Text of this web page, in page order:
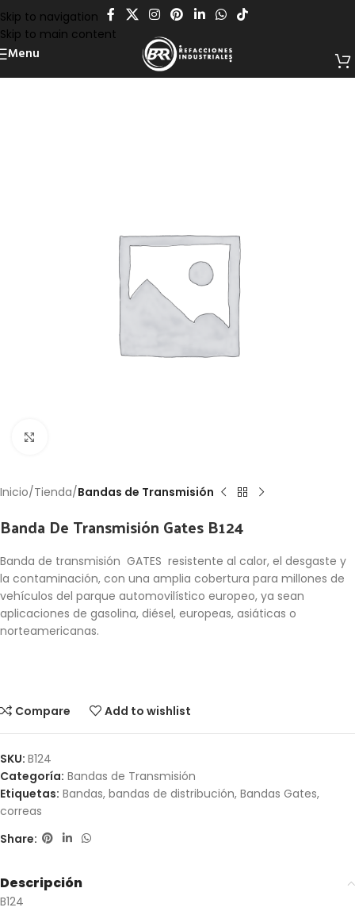
Skip to navigation
Skip to main content
Menu
Inicio Tienda Bandas de Transmisión
Banda De Transmisión Gates B124
Banda de transmisión GATES resistente al calor, el desgaste y
la contaminación, con una amplia cobertura para millones de
vehículos del parque automovilístico europeo, ya sean
aplicaciones de gasolina, diésel, europeas, asiáticas o
norteamericanas.
Compare Add to wishlist
SKU: B124
Categoría: Bandas de Transmisión
Etiquetas: Bandas, bandas de distribución, Bandas Gates,
correas
Share:
Descripción
B124